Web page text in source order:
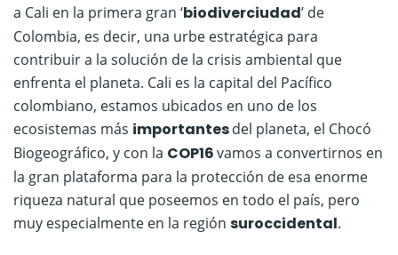
a Cali en la primera gran ‘biodiverciudad’ de
Colombia, es decir, una urbe estratégica para
contribuir a la solución de la crisis ambiental que
enfrenta el planeta. Cali es la capital del Pacífico
colombiano, estamos ubicados en uno de los
ecosistemas más importantesdel planeta, el Chocó
Biogeográfico, y con la COP16vamos a convertirnos en
la gran plataforma para la protección de esa enorme
riqueza natural que poseemos en todo el país, pero
muy especialmente en la región suroccidental.